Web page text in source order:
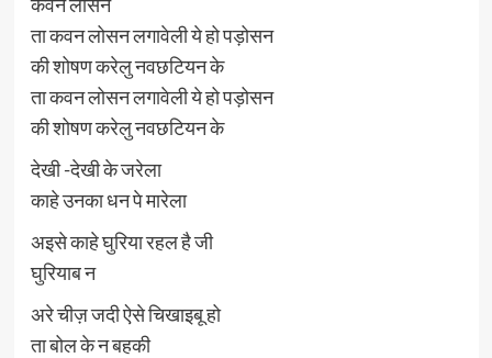
ता कवन लोसन लगावेली ये हो पड़ोसन
की शोषण करेलु नवछटियन के
ता कवन लोसन लगावेली ये हो पड़ोसन
की शोषण करेलु नवछटियन के
देखी -देखी के जरेला
काहे उनका धन पे मारेला
अइसे काहे घुरिया रहल है जी
घुरियाब न
अरे चीज़ जदी ऐसे चिखाइबू हो
ता बोल के न बहकी